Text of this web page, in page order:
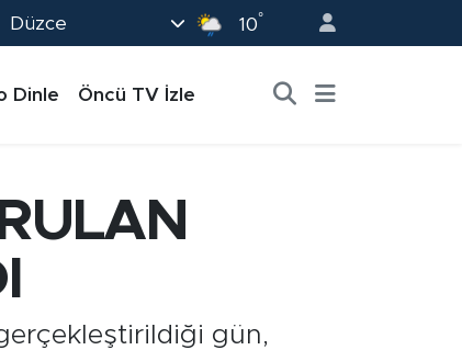
Düzce 10°
Dinle Öncü TV İzle
gün,